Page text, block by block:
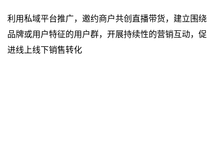
利用私域平台推广，邀约商户共创直播带货，建立围绕
品牌或用户特征的用户群，开展持续性的营销互动，促
进线上线下销售转化